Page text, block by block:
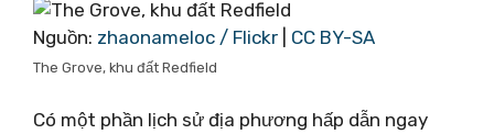
Nguồn: zhaonameloc / Flickr CC BY-SA
The Grove, khu đất Redfield
Có một phần lịch sử địa phương hấp dẫn ngay